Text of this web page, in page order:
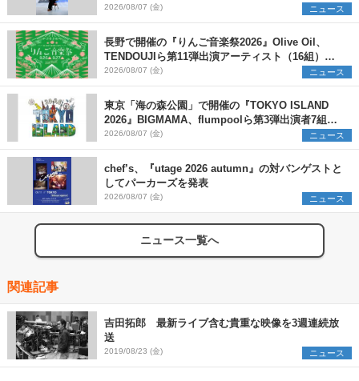
2026/08/07 (金) ニュース
長野で開催の『りんご音楽祭2026』Olive Oil、
TENDOUJIら第11弾出演アーティスト（16組）を
発表
2026/08/07 (金) ニュース
東京「海の森公園」で開催の『TOKYO ISLAND
2026』BIGMAMA、flumpoolら第3弾出演者7組を
発表 ワークショップ・アート出展者を募集
2026/08/07 (金) ニュース
chef’s、『utage 2026 autumn』の対バンゲストと
してパーカーズを発表
2026/08/07 (金) ニュース
ニュース一覧へ
関連記事
吉田拓郎 最新ライブ含む貴重な映像を3週連続放
送
2019/08/23 (金) ニュース